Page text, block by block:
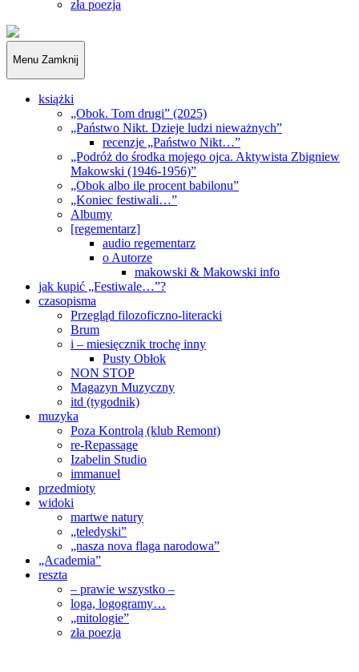
zła poezja
„Obywatele…”
Menu Zamknij
książki
„Obok. Tom drugi” (2025)
„Państwo Nikt. Dzieje ludzi nieważnych”
recenzje „Państwo Nikt…”
„Podróż do środka mojego ojca. Aktywista Zbigniew
Makowski (1946-1956)”
„Obok albo ile procent babilonu”
„Koniec festiwali…”
Albumy
[regementarz]
audio regementarz
o Autorze
makowski & Makowski info
jak kupić „Festiwale…”?
czasopisma
Przegląd filozoficzno-literacki
Brum
i – miesięcznik trochę inny
Pusty Obłok
NON STOP
Magazyn Muzyczny
itd (tygodnik)
muzyka
Poza Kontrolą (klub Remont)
re-Repassage
Izabelin Studio
immanuel
przedmioty
widoki
martwe natury
„teledyski”
„nasza nova flaga narodowa”
„Academia”
reszta
– prawie wszystko –
loga, logogramy…
„mitologie”
zła poezja